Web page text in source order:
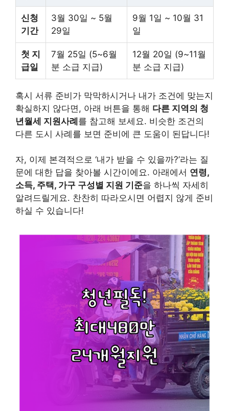
신청
기간
3월 30일 ~ 5월
29일
9월 1일 ~ 10월 31
일
첫 지
급일
7월 25일 (5~6월
분 소급 지급)
12월 20일 (9~11월
분 소급 지급)
혹시 서류 준비가 막막하시거나 내가 조건에 맞는지
확실하지 않다면, 아래 버튼을 통해 다른 지역의 청
년월세 지원사례를 참고해 보세요. 비슷한 조건의
다른 도시 사례를 보면 준비에 큰 도움이 된답니다!
자, 이제 본격적으로 ‘내가 받을 수 있을까?’라는 질
문에 대한 답을 찾아볼 시간이에요. 아래에서 연령,
소득, 주택, 가구 구성별 지원 기준을 하나씩 자세히
알려드릴게요. 찬찬히 따라오시면 어렵지 않게 준비
하실 수 있습니다!